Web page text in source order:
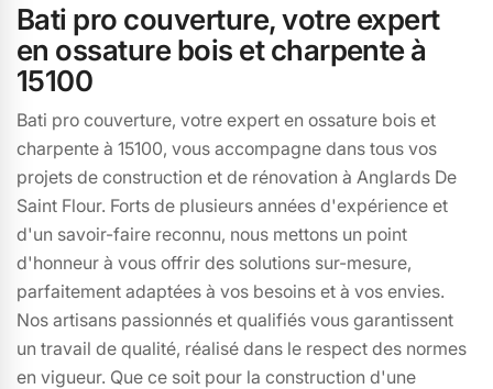
Bati pro couverture, votre expert
en ossature bois et charpente à
15100
Bati pro couverture, votre expert en ossature bois et
charpente à 15100, vous accompagne dans tous vos
projets de construction et de rénovation à Anglards De
Saint Flour. Forts de plusieurs années d'expérience et
d'un savoir-faire reconnu, nous mettons un point
d'honneur à vous offrir des solutions sur-mesure,
parfaitement adaptées à vos besoins et à vos envies.
Nos artisans passionnés et qualifiés vous garantissent
un travail de qualité, réalisé dans le respect des normes
en vigueur. Que ce soit pour la construction d'une